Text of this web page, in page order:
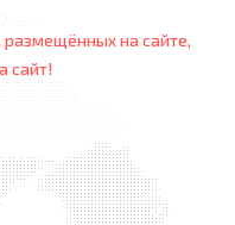
на сайте,
сайт!